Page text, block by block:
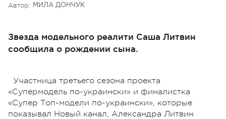
Автор: МИЛА ДОНЧУК
Звезда модельного реалити Саша Литвин
сообщила о рождении сына.
Участница третьего сезона проекта
«Супермодель по-украински» и финалистка
«Супер Топ-модели по-украински», которые
показывал Новый канал, Александра Литвин